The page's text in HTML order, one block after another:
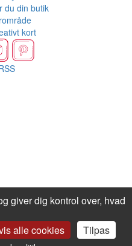
du din butik
kort
giver dig kontrol over, hvad
alle cookies Tilpas